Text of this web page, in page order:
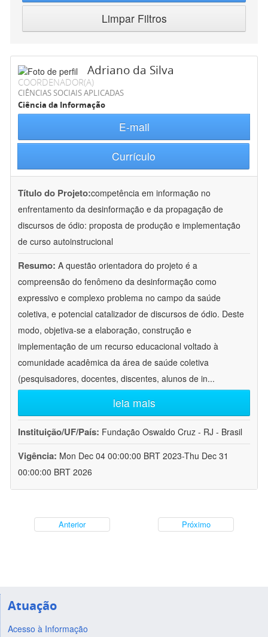
Limpar Filtros
Adriano da Silva
COORDENADOR(A)
CIÊNCIAS SOCIAIS APLICADAS
Ciência da Informação
E-mail
Currículo
Título do Projeto:competência em informação no
enfrentamento da desinformação e da propagação de
discursos de ódio: proposta de produção e implementação
de curso autoinstrucional
Resumo: A questão orientadora do projeto é a
compreensão do fenômeno da desinformação como
expressivo e complexo problema no campo da saúde
coletiva, e potencial catalizador de discursos de ódio. Deste
modo, objetiva-se a elaboração, construção e
implementação de um recurso educacional voltado à
comunidade acadêmica da área de saúde coletiva
(pesquisadores, docentes, discentes, alunos de in...
leia mais
Instituição/UF/País: Fundação Oswaldo Cruz - RJ - Brasil
Vigência: Mon Dec 04 00:00:00 BRT 2023-Thu Dec 31
00:00:00 BRT 2026
Anterior Próximo
Atuação
Acesso à Informação